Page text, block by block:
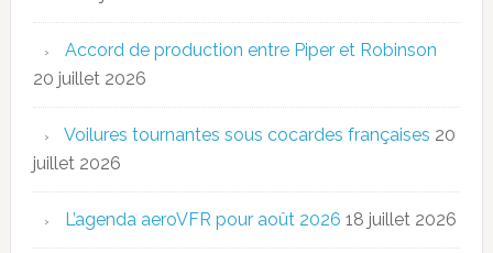
Accord de production entre Piper et Robinson
20 juillet 2026
Voilures tournantes sous cocardes françaises 20
juillet 2026
L’agenda aeroVFR pour août 2026 18 juillet 2026